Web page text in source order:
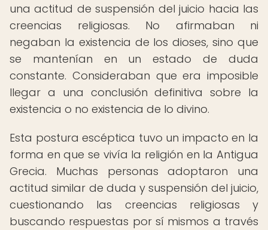
una actitud de suspensión del juicio hacia las
creencias religiosas. No afirmaban ni
negaban la existencia de los dioses, sino que
se mantenían en un estado de duda
constante. Consideraban que era imposible
llegar a una conclusión definitiva sobre la
existencia o no existencia de lo divino.
Esta postura escéptica tuvo un impacto en la
forma en que se vivía la religión en la Antigua
Grecia. Muchas personas adoptaron una
actitud similar de duda y suspensión del juicio,
cuestionando las creencias religiosas y
buscando respuestas por sí mismos a través